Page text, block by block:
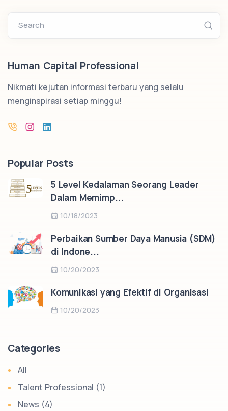
Search
Human Capital Professional
Nikmati kejutan informasi terbaru yang selalu
menginspirasi setiap minggu!
Popular Posts
5 Level Kedalaman Seorang Leader
Dalam Memimp...
10/18/2023
Perbaikan Sumber Daya Manusia (SDM)
di Indone...
10/20/2023
Komunikasi yang Efektif di Organisasi
10/20/2023
Categories
All
Talent Professional (1)
News (4)